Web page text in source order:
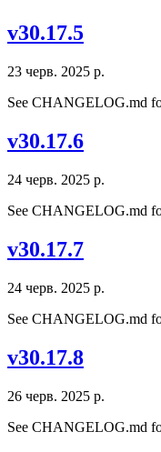
v30.17.5
23 черв. 2025 р.
See CHANGELOG.md
v30.17.6
24 черв. 2025 р.
See CHANGELOG.md
v30.17.7
24 черв. 2025 р.
See CHANGELOG.md
v30.17.8
26 черв. 2025 р.
See CHANGELOG.md